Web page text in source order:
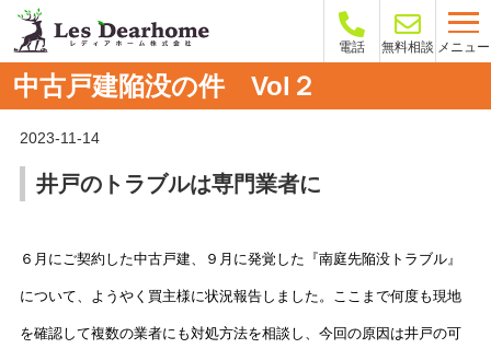
電話 無料相談 メニュー
中古戸建陥没の件 Vol２
2023-11-14
井戸のトラブルは専門業者に
６月にご契約した中古戸建、９月に発覚した『南庭先陥没トラブル』
について、ようやく買主様に状況報告しました。ここまで何度も現地
を確認して複数の業者にも対処方法を相談し、今回の原因は井戸の可